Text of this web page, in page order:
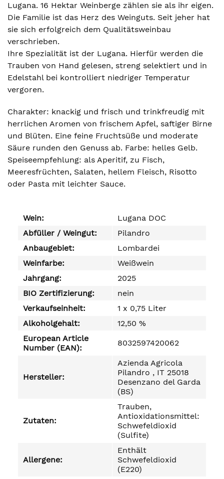
Lugana. 16 Hektar Weinberge zählen sie als ihr eigen.
Die Familie ist das Herz des Weinguts. Seit jeher hat
sie sich erfolgreich dem Qualitätsweinbau
verschrieben.
Ihre Spezialität ist der Lugana. Hierfür werden die
Trauben von Hand gelesen, streng selektiert und in
Edelstahl bei kontrolliert niedriger Temperatur
vergoren.
Charakter: knackig und frisch und trinkfreudig mit
herrlichen Aromen von frischem Apfel, saftiger Birne
und Blüten. Eine feine Fruchtsüße und moderate
Säure runden den Genuss ab. Farbe: helles Gelb.
Speiseempfehlung: als Aperitif, zu Fisch,
Meeresfrüchten, Salaten, hellem Fleisch, Risotto
oder Pasta mit leichter Sauce.
Wein:
Lugana DOC
Abfüller / Weingut:
Pilandro
Anbaugebiet:
Lombardei
Weinfarbe:
Weißwein
Jahrgang:
2025
BIO Zertifizierung:
nein
Verkaufseinheit:
1 x 0,75 Liter
Alkoholgehalt:
12,50 %
European Article
Number (EAN):
8032597420062
Hersteller:
Azienda Agricola
Pilandro , IT 25018
Desenzano del Garda
(BS)
Zutaten:
Trauben,
Antioxidationsmittel:
Schwefeldioxid
(Sulfite)
Allergene:
Enthält
Schwefeldioxid
(E220)